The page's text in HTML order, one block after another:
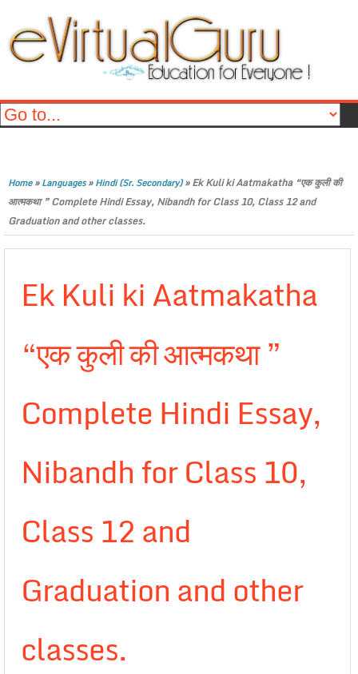
Home»Languages»Hindi (Sr. Secondary)»Ek Kuli ki Aatmakatha “एक कुली की
आत्मकथा ” Complete Hindi Essay, Nibandh for Class 10, Class 12 and
Graduation and other classes.
Ek Kuli ki Aatmakatha
“एक कुली की आत्मकथा ”
Complete Hindi Essay,
Nibandh for Class 10,
Class 12 and
Graduation and other
classes.